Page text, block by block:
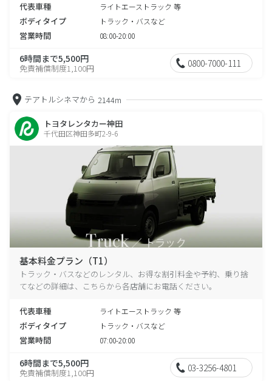
代表車種 ライトエーストラック 等
ボディタイプ トラック・バスなど
営業時間 08:00-20:00
6時間まで5,500円
免責補償制度1,100円 0800-7000-111
テアトルシネマから 2144m
トヨタレンタカー神田
千代田区神田多町2-9-6
基本料金プラン（T1）
トラック・バスなどのレンタル、お得な割引料金や予約、乗り捨
てなどの詳細は、こちらから各店舗にお電話ください。
代表車種 ライトエーストラック 等
ボディタイプ トラック・バスなど
営業時間 07:00-20:00
6時間まで5,500円
免責補償制度1,100円 03-3256-4801